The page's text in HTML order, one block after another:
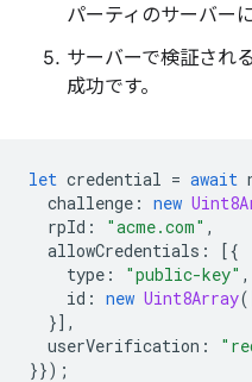
パーティのサーバー
サーバーで検証され
成功です。
let credential = await
challenge : new
rpId : "acme.com" ,
allowCredentials :
[{
type : "public-key" ,
id : new Uint8Array
}],
userVerification :
}});